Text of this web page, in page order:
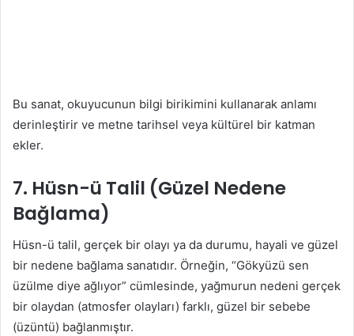
Bu sanat, okuyucunun bilgi birikimini kullanarak anlamı
derinleştirir ve metne tarihsel veya kültürel bir katman
ekler.
7. Hüsn-ü Talil (Güzel Nedene
Bağlama)
Hüsn-ü talil, gerçek bir olayı ya da durumu, hayali ve güzel
bir nedene bağlama sanatıdır. Örneğin, “Gökyüzü sen
üzülme diye ağlıyor” cümlesinde, yağmurun nedeni gerçek
bir olaydan (atmosfer olayları) farklı, güzel bir sebebe
(üzüntü) bağlanmıştır.